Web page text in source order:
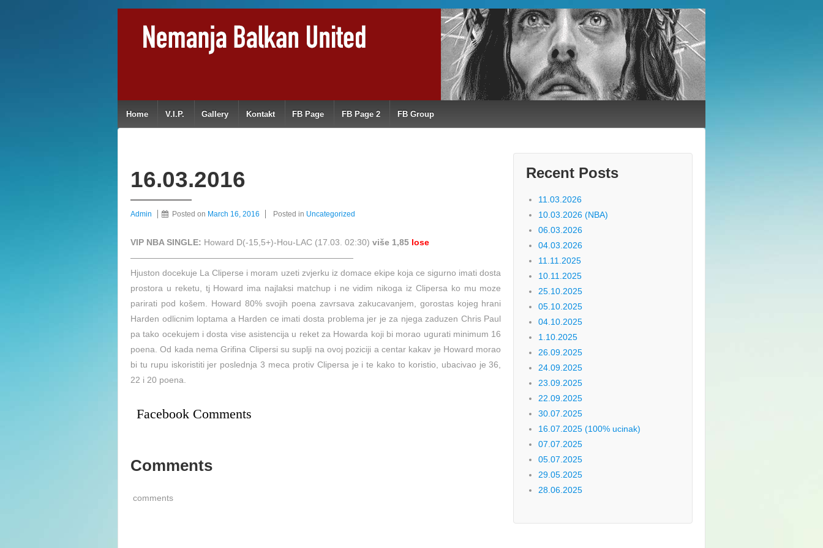
Home V.I.P. Gallery Kontakt FB Page FB Page 2 FB Group
16.03.2016
Admin Posted on March 16, 2016 Posted in Uncategorized
VIP NBA SINGLE: Howard D(-15,5+)-Hou-LAC (17.03. 02:30) više 1,85 lose
——————————————————————————
Hjuston docekuje La Cliperse i moram uzeti zvjerku iz domace ekipe koja ce sigurno imati dosta
prostora u reketu, tj Howard ima najlaksi matchup i ne vidim nikoga iz Clipersa ko mu moze
parirati pod košem. Howard 80% svojih poena zavrsava zakucavanjem, gorostas kojeg hrani
Harden odlicnim loptama a Harden ce imati dosta problema jer je za njega zaduzen Chris Paul
pa tako ocekujem i dosta vise asistencija u reket za Howarda koji bi morao ugurati minimum 16
poena. Od kada nema Grifina Clipersi su suplji na ovoj poziciji a centar kakav je Howard morao
bi tu rupu iskoristiti jer poslednja 3 meca protiv Clipersa je i te kako to koristio, ubacivao je 36,
22 i 20 poena.
Facebook Comments
Comments
comments
Recent Posts
11.03.2026
10.03.2026 (NBA)
06.03.2026
04.03.2026
11.11.2025
10.11.2025
25.10.2025
05.10.2025
04.10.2025
1.10.2025
26.09.2025
24.09.2025
23.09.2025
22.09.2025
30.07.2025
16.07.2025 (100% ucinak)
07.07.2025
05.07.2025
29.05.2025
28.06.2025